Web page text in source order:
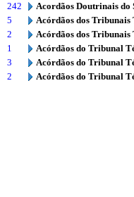
242
Acordãos Doutrinais
5
Acórdãos dos Tribunais
2
Acórdãos dos Tribunais
1
Acórdãos do Tribunal
3
Acórdãos do Tribunal
2
Acórdãos do Tribunal